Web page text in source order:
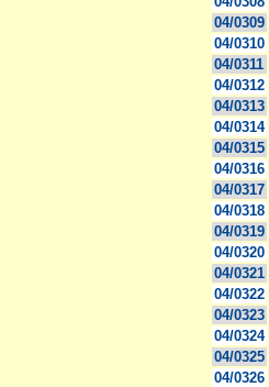
04/0309
04/0310
04/0311
04/0312
04/0313
04/0314
04/0315
04/0316
04/0317
04/0318
04/0319
04/0320
04/0321
04/0322
04/0323
04/0324
04/0325
04/0326